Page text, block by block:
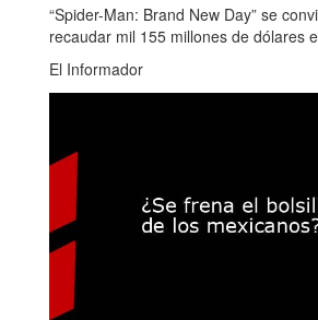
“Spider-Man: Brand New Day” se
recaudar mil 155 millones de dólares
El Informador